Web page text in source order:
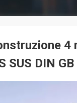
4
SUS DIN GB